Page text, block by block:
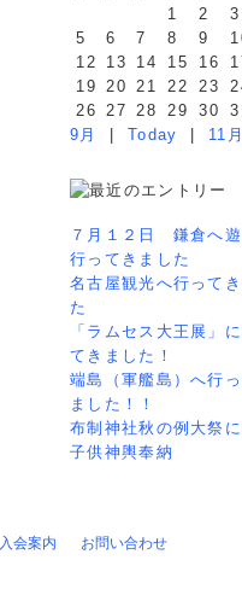
1
2 3
5
6 7 8 9
12
13 14 15 16
19 20 21 22 23
26 27 28 29 30
9月
|Today 11月
７月１２日 鎌倉へ遊
行ってきました
名古屋観光へ行ってき
た
「ラムセス大王展」
てきました！
端島（軍艦島）へ行っ
ました！！
布制神社秋の例大祭に
子供神輿奉納
入会案内 お問い合わせ